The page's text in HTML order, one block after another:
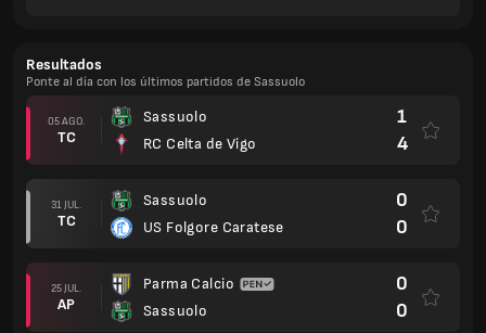
Resultados
Ponte al día con los últimos partidos de Sassuolo
05 AGO.
TC
Sassuolo
RC Celta de Vigo
1
4
31 JUL.
TC
Sassuolo
US Folgore Caratese
0
0
25 JUL.
AP
Parma Calcio
Sassuolo
0
0